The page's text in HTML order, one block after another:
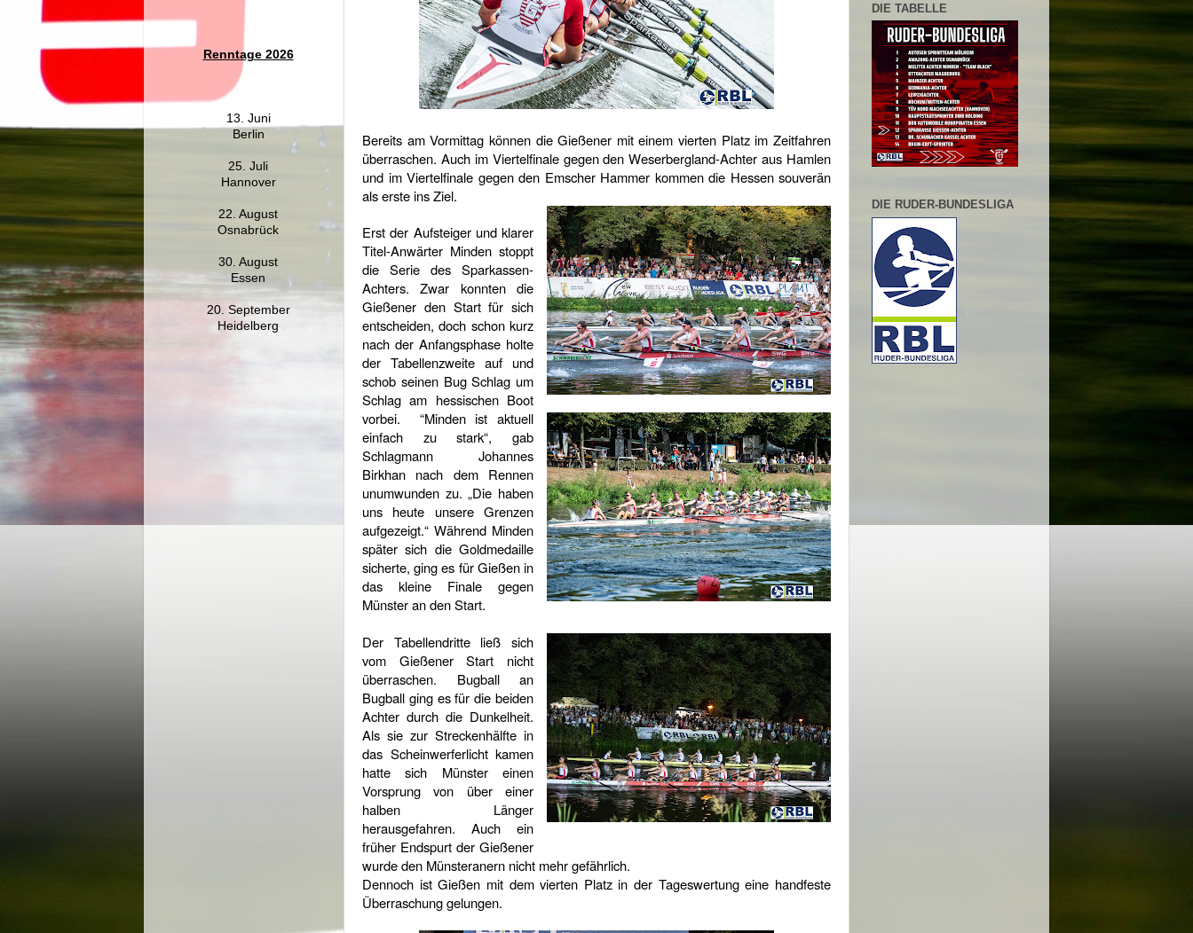
Bereits am Vormittag können die Gießener mit einem vierten Platz im Zeitfahren
überraschen. Auch im Viertelfinale gegen den Weserbergland-Achter aus Hamlen
und im Viertelfinale gegen den Emscher Hammer kommen die Hessen souverän
als erste ins Ziel.
Erst der Aufsteiger und klarer
Titel-Anwärter Minden stoppt
die Serie des Sparkassen-
Achters. Zwar konnten die
Gießener den Start für sich
entscheiden, doch schon kurz
nach der Anfangsphase holte
der Tabellenzweite auf und
schob seinen Bug Schlag um
Schlag am hessischen Boot
vorbei.
“Minden ist aktuell
einfach zu stark“, gab
Schlagmann Johannes
Birkhan nach dem Rennen
unumwunden zu. „Die haben
uns heute unsere Grenzen
aufgezeigt.“ Während Minden
später sich die Goldmedaille
sicherte, ging es für Gießen in
das kleine Finale gegen
Münster an den Start.
Der Tabellendritte ließ sich
vom Gießener Start nicht
überraschen. Bugball an
Bugball ging es für die beiden
Achter durch die Dunkelheit.
Als sie zur Streckenhälfte in
das Scheinwerferlicht kamen
hatte sich Münster einen
Vorsprung von über einer
halben Länger
herausgefahren. Auch ein
früher Endspurt der Gießener
wurde den Münsteranern nicht mehr gefährlich.
Dennoch ist Gießen mit dem vierten Platz in der Tageswertung eine handfeste
Überraschung gelungen.
Renntage 2026
13. Juni
Berlin
25. Juli
Hannover
22. August
Osnabrück
30. August
Essen
20. September
Heidelberg
DIE TABELLE
DIE RUDER-BUNDESLIGA